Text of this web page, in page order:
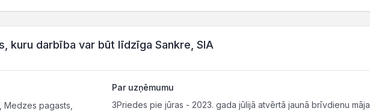
kuru darbība var būt līdzīga Sankre, SIA
pagasts,
Par uzņēmumu
3Priedes pie jūras - 2023. gada jūlijā atvērtā jaunā brīvdienu